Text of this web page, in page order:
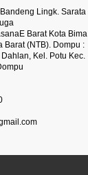
Lingk. Sarata
Barat Kota Bima
Barat (NTB). Dompu :
Kel. Potu Kec.